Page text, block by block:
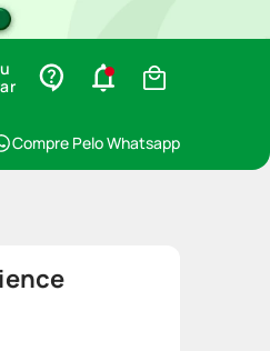
Compre Pelo Whatsapp